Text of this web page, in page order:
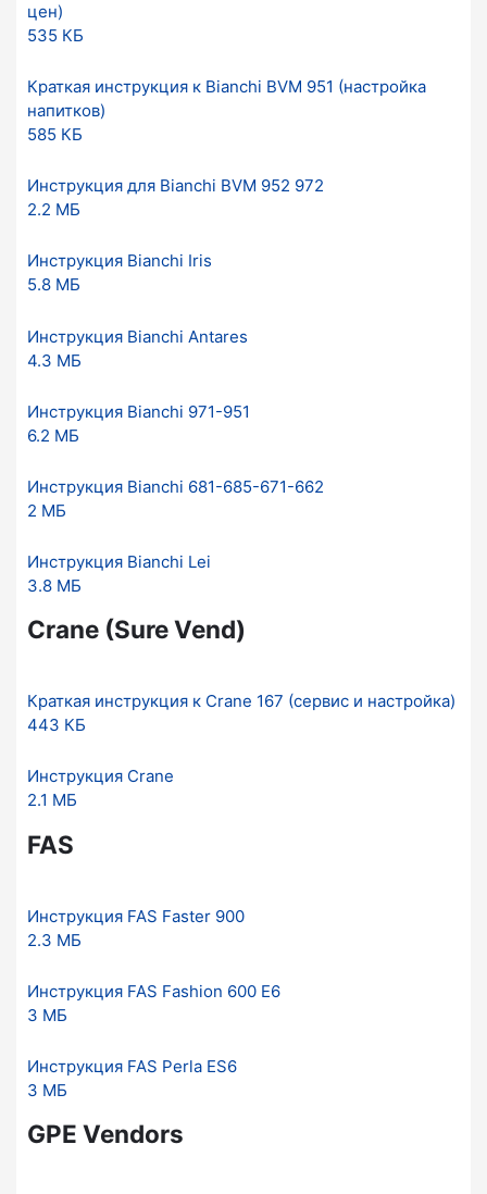
цен)
535 КБ
Краткая инструкция к Bianchi BVM 951 (настройка
напитков)
585 КБ
Инструкция для Bianchi BVM 952 972
2.2 МБ
Инструкция Bianchi Iris
5.8 МБ
Инструкция Bianchi Antares
4.3 МБ
Инструкция Bianchi 971-951
6.2 МБ
Инструкция Вianchi 681-685-671-662
2 МБ
Инструкция Bianchi Lei
3.8 МБ
Crane (Sure Vend)
Краткая инструкция к Crane 167 (сервис и настройка)
443 КБ
Инструкция Crane
2.1 МБ
FAS
Инструкция FAS Faster 900
2.3 МБ
Инструкция FAS Fashion 600 E6
3 МБ
Инструкция FAS Perla ES6
3 МБ
GPE Vendors